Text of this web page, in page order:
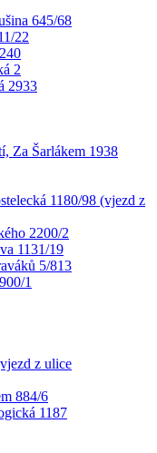
645/68
22
2
2933
Za Šarlákem 1938
1180/98 (vjezd z
2200/2
1131/19
5/813
1
z ulice
884/6
1187